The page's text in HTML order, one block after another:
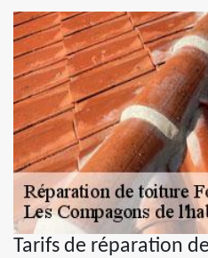
Tarifs de réparation